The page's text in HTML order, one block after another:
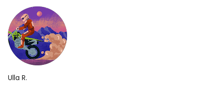
Ulla R.